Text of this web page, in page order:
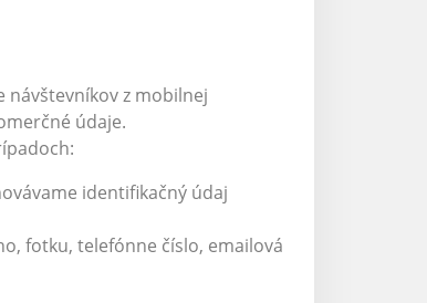
návštevníkov z mobilnej
údaje.
identifikačný údaj
fotku, telefónne číslo, emailová